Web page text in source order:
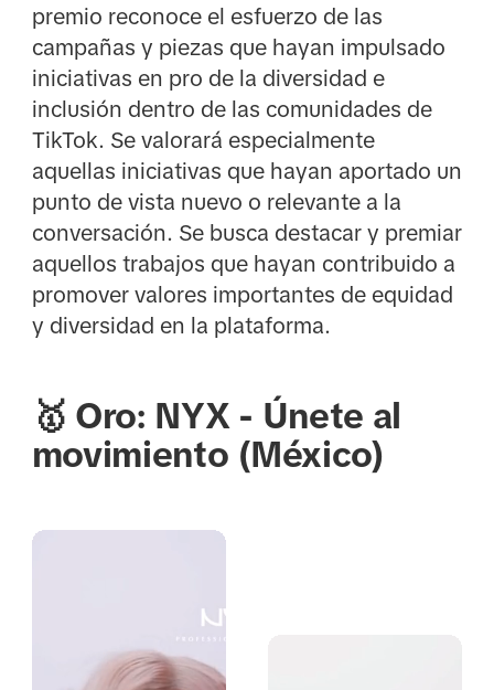
premio reconoce el esfuerzo de las
campañas y piezas que hayan impulsado
iniciativas en pro de la diversidad e
inclusión dentro de las comunidades de
TikTok. Se valorará especialmente
aquellas iniciativas que hayan aportado un
punto de vista nuevo o relevante a la
conversación. Se busca destacar y premiar
aquellos trabajos que hayan contribuido a
promover valores importantes de equidad
y diversidad en la plataforma.
🥇 Oro: NYX - Únete al
movimiento (México)